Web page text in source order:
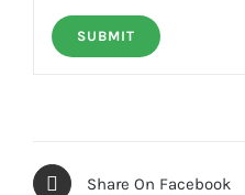
Share On Facebook